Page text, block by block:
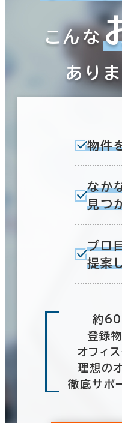
こんな
あり
物件
なか
見つ
プロ
提案
約
登録
オフィ
理想の
徹底サポ